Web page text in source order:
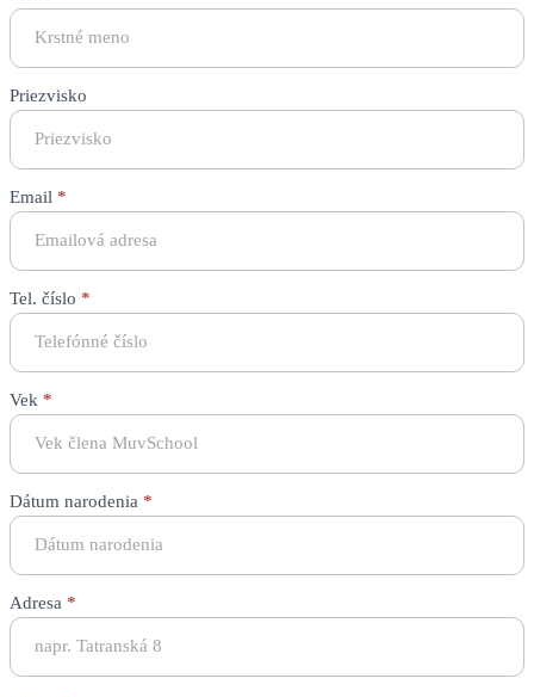
u
Filipa,
Ružová
Priezvisko
Email *
Tel. číslo *
Vek *
Dátum narodenia *
Adresa *